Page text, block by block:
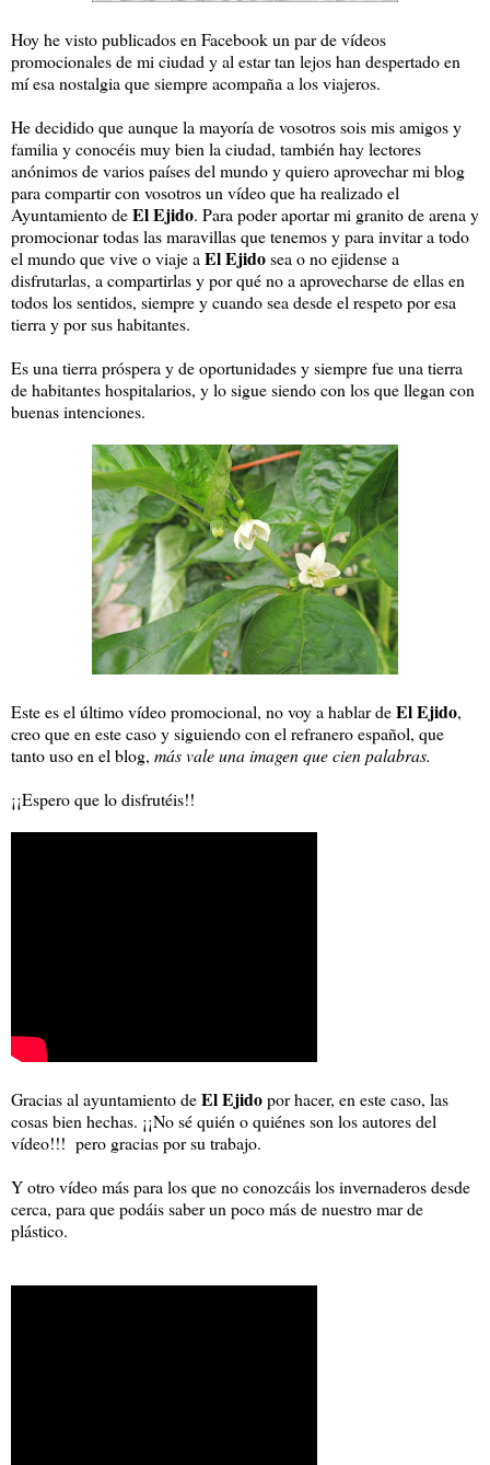
Hoy he visto publicados en Facebook un par de vídeos
promocionales de mi ciudad y al estar tan lejos han despertado en
mí esa nostalgia que siempre acompaña a los viajeros.
He decidido que aunque la mayoría de vosotros sois mis amigos y
familia y conocéis muy bien la ciudad, también hay lectores
anónimos de varios países del mundo y quiero aprovechar mi blog
para compartir con vosotros un vídeo que ha realizado el
Ayuntamiento deEl Ejido. Para poder aportar mi granito de arena y
promocionar todas las maravillas que tenemos y para invitar a todo
el mundo que vive o viaje a El Ejidosea o no ejidense a
disfrutarlas, a compartirlas y por qué no a aprovecharse de ellas en
todos los sentidos, siempre y cuando sea desde el respeto por esa
tierra y por sus habitantes.
Es una tierra próspera y de oportunidades y siempre fue una tierra
de habitantes hospitalarios, y lo sigue siendo con los que llegan con
buenas intenciones.
Este es el último vídeo promocional, no voy a hablar deEl Ejido,
creo que en este caso y siguiendo con el refranero español, que
tanto uso en el blog, más vale una imagen que cien palabras.
¡¡Espero que lo disfrutéis!!
Gracias al ayuntamiento deEl Ejidopor hacer, en este caso, las
cosas bien hechas. ¡¡No sé quién o quiénes son los autores del
vídeo!!! pero gracias por su trabajo.
Y otro vídeo más para los que no conozcáis los invernaderos desde
cerca, para que podáis saber un poco más de nuestro mar de
plástico.